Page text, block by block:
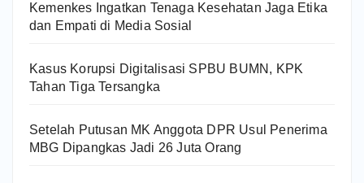
Kemenkes Ingatkan Tenaga Kesehatan Jaga Etika
dan Empati di Media Sosial
Kasus Korupsi Digitalisasi SPBU BUMN, KPK
Tahan Tiga Tersangka
Setelah Putusan MK Anggota DPR Usul Penerima
MBG Dipangkas Jadi 26 Juta Orang